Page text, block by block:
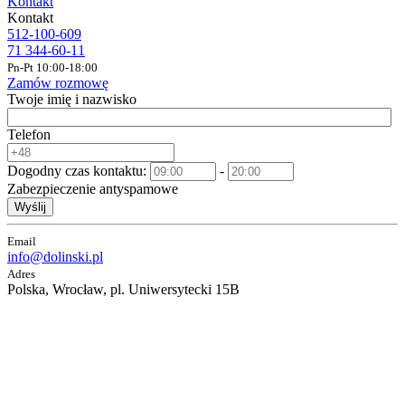
Kontakt
512-100-609
71 344-60-11
Pn-Pt 10:00-18:00
Zamów rozmowę
Twoje imię i nazwisko
Telefon
Dogodny czas kontaktu:
-
Zabezpieczenie antyspamowe
Wyślij
Email
info@dolinski.pl
Adres
Polska, Wrocław, pl. Uniwersytecki 15B